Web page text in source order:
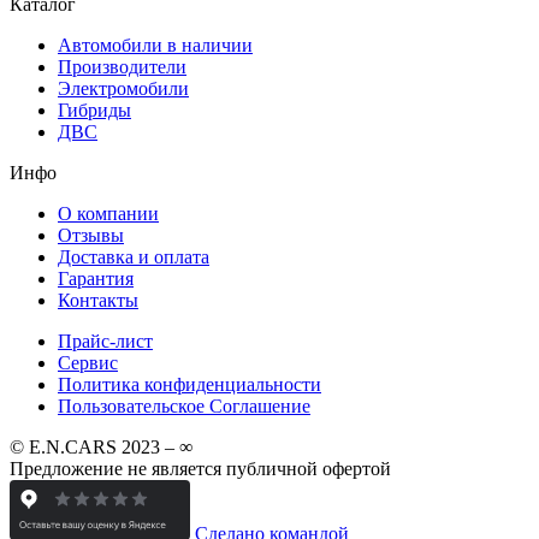
Автомобили в наличии
Производители
Электромобили
Гибриды
ДВС
Инфо
О компании
Отзывы
Доставка и оплата
Гарантия
Контакты
Прайс-лист
Сервис
Политика конфиденциальности
Пользовательское Соглашение
© E.N.CARS 2023 – ∞
Предложение не является публичной офертой
Сделано командой